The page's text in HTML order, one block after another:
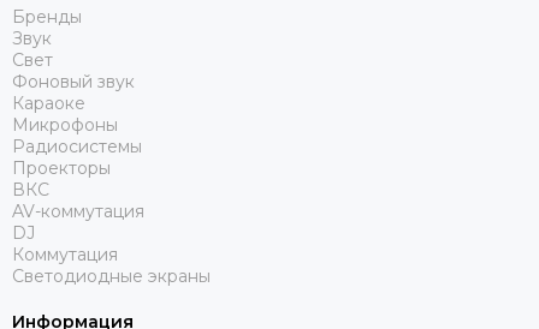
Cree Led
Crown
CVGAUDIO
DAS AUDIO
dB Technologies
DBX
DIALighting
DieHard
DiGiCo
DS Proaudio
Бренды
Звук
Свет
Фоновый звук
Караоке
Микрофоны
Радиосистемы
Проекторы
ВКС
AV-коммутация
DJ
Коммутация
Светодиодные экраны
Информация